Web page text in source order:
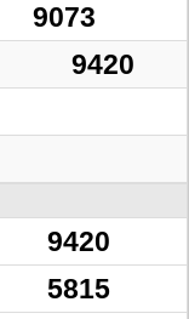
9073
9420
9420
5815